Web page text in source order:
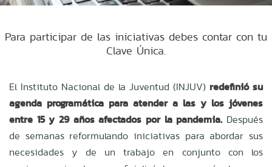
Para participar de las iniciativas debes contar con tu
Clave Única.
El Instituto Nacional de la Juventud (INJUV) redefinió su
agenda programática para atender a las y los jóvenes
entre 15 y 29 años afectados por la pandemia. Después
de semanas reformulando iniciativas para abordar sus
necesidades y de un trabajo en conjunto con los